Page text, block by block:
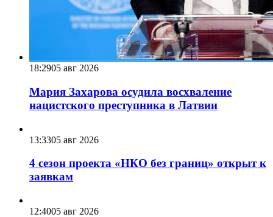
18:2905 авг 2026
Мария Захарова осудила восхваление
нацистского преступника в Латвии
13:3305 авг 2026
4 сезон проекта «НКО без границ» открыт к
заявкам
12:4005 авг 2026